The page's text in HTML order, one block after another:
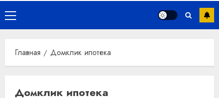
Основное
меню
Главная Домклик ипотека
Домклик ипотека